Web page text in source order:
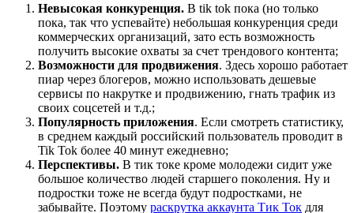
Невысокая конкуренция. В tik tok пока (но только
пока, так что успевайте) небольшая конкуренция среди
коммерческих организаций, зато есть возможность
получить высокие охваты за счет трендового контента;
Возможности для продвижения. Здесь хорошо работает
пиар через блогеров, можно использовать дешевые
сервисы по накрутке и продвижению, гнать трафик из
своих соцсетей и т.д.;
Популярность приложения. Если смотреть статистику,
в среднем каждый российский пользователь проводит в
Tik Tok более 40 минут ежедневно;
Перспективы. В тик токе кроме молодежи сидит уже
большое количество людей старшего поколения. Ну и
подростки тоже не всегда будут подростками, не
забывайте. Поэтому раскрутка аккаунта Тик Ток для